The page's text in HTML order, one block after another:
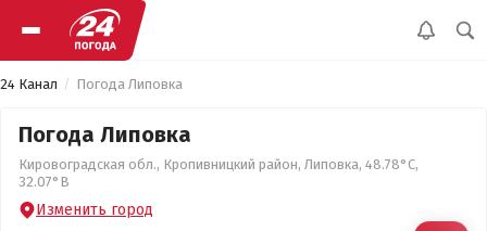
24 Канал Погода Липовка
Погода Липовка
Кировоградская обл., Кропивницкий район, Липовка, 48.78°С,
32.07°В
Изменить город